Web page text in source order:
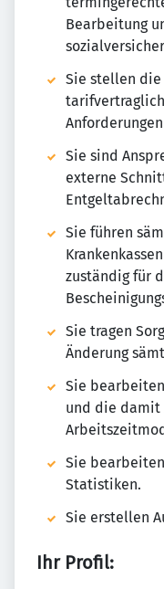
Bearbeitung
Sie stellen die
Sie sind
externe
Sie führen
zuständig für
Sie tragen
Änderung
Sie
und die damit
Sie
Statistiken.
Sie erstellen
Ihr Profil: